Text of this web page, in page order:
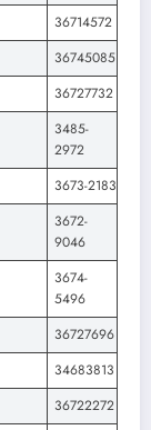
36714572
36745085
36727732
3485-
2972
3673-2183
3672-
9046
3674-
5496
36727696
34683813
36722272